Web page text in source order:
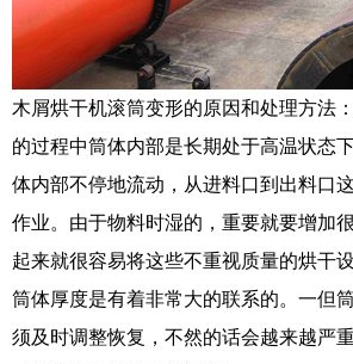
木屑烘干机滚筒变形的原因和处理方法
的过程中筒体内部是长期处于高温状态
体内部不停地流动，从进料口到出料口
作业。由于物料时湿的，重要就要增加
起来就很容易将这些不重视质量的烘干
筒体厚度是有着非常大的联系的。一但
须及时调整恢复，不然的话会越来越严